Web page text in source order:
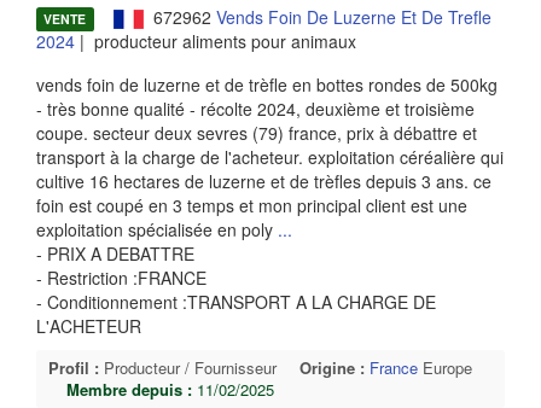
VENTE 672962 Vends Foin De Luzerne Et De Trefle
2024 | producteur aliments pour animaux
vends foin de luzerne et de trèfle en bottes rondes de 500kg
- très bonne qualité - récolte 2024, deuxième et troisième
coupe. secteur deux sevres (79) france, prix à débattre et
transport à la charge de l'acheteur. exploitation céréalière qui
cultive 16 hectares de luzerne et de trèfles depuis 3 ans. ce
foin est coupé en 3 temps et mon principal client est une
exploitation spécialisée en poly ...
- PRIX A DEBATTRE
- Restriction :FRANCE
- Conditionnement :TRANSPORT A LA CHARGE DE
L'ACHETEUR
Profil : Producteur / Fournisseur Origine : France Europe
Membre depuis : 11/02/2025